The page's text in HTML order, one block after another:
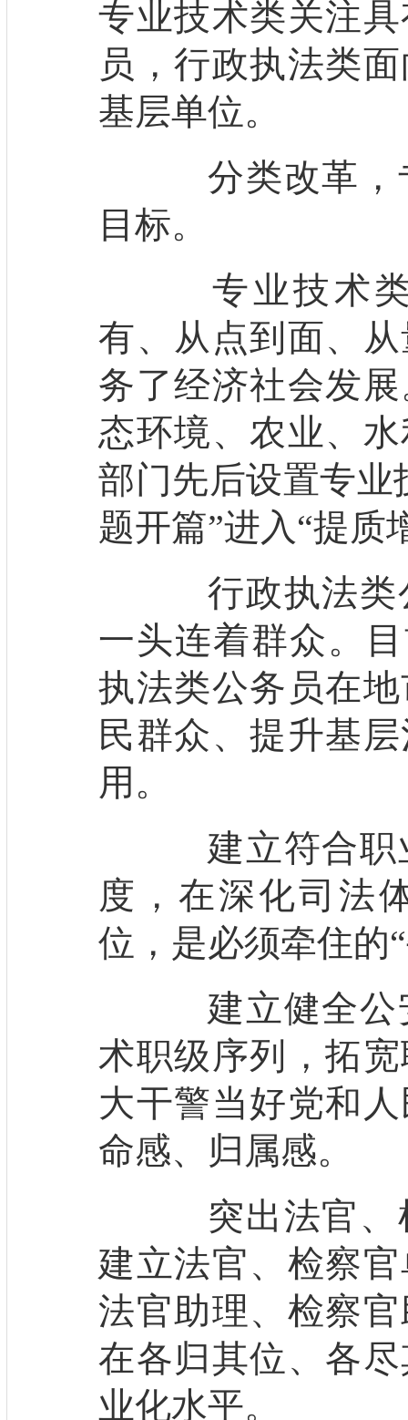
专业技术类关注
员，行政执法类
基层单位。
分类改革，
目标。
专业技术类
有、从点到面、
务了经济社会发
态环境、农业、
部门先后设置专业
题开篇”进入“提质
行政执法类
一头连着群众。
执法类公务员在
民群众、提升基
用。
建立符合职
度，在深化司法
位，是必须牵住的
建立健全公
术职级序列，拓
大干警当好党和
命感、归属感。
突出法官、
建立法官、检察
法官助理、检察
在各归其位、各
业化水平。